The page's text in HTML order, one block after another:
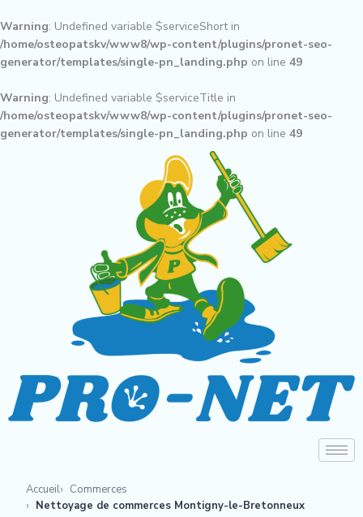
Warning: Undefined variable $serviceShort in
/home/osteopatskv/www8/wp-content/plugins/pronet-seo-
generator/templates/single-pn_landing.php on line 49
Warning: Undefined variable $serviceTitle in
/home/osteopatskv/www8/wp-content/plugins/pronet-seo-
generator/templates/single-pn_landing.php on line 49
au
contenu
Accueil
Commerces
Nettoyage de commerces Montigny-le-Bretonneux